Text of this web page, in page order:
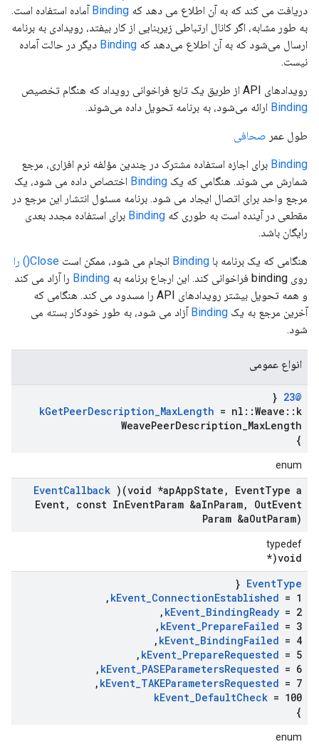
دریافت می کند که به آن اطلاع می دهد که Binding آماده استفاده است.
به طور مشابه، اگر کانال ارتباطی زیربنایی از کار بیفتد، رویدادی به برنامه
ارسال می‌شود که به آن اطلاع می‌دهد که Binding دیگر در حالت آماده
نیست.
رویدادهای API از طریق یک تابع فراخوانی رویداد که هنگام تخصیص
Binding ارائه می‌شود، به برنامه تحویل داده می‌شوند.
طول عمر صحافی
Binding برای اجازه استفاده مشترک در چندین مؤلفه نرم افزاری، مرجع
شمارش می شوند. هنگامی که یک Binding اختصاص داده می شود، یک
مرجع واحد برای اتصال ایجاد می شود. برنامه مسئول انتشار این مرجع در
مقطعی در آینده است به طوری که Binding برای استفاده مجدد بعدی
رایگان باشد.
هنگامی که یک برنامه با Binding انجام می شود، ممکن است Close() را
روی binding فراخوانی کند. این ارجاع برنامه به
Binding را آزاد می کند
و همه تحویل بیشتر رویدادهای API را مسدود می کند. هنگامی که
آخرین مرجع به یک Binding آزاد می شود، به طور خودکار بسته می
شود.
انواع عمومی
@23
{
kGetPeerDescription_MaxLength = nl ::Weave :: k
WeavePeerDescription MaxLength
}
enum
EventCallback )(void *apAppState , EventType a
Event, const InEventParam &aInParam, OutEvent
Param &aOutParam)
typedef
void(*
EventType
{
kEvent_ConnectionEstablished = 1
,
kEvent_BindingReady = 2
,
kEvent_PrepareFailed = 3
,
kEvent_BindingFailed = 4
,
kEvent_PrepareRequested = 5
,
kEvent_PASEParametersRequested = 6
,
kEvent_TAKEParametersRequested = 7
,
kEvent_DefaultCheck = 100
}
enum